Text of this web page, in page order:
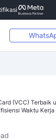
(VCC) Terbaik
Waktu